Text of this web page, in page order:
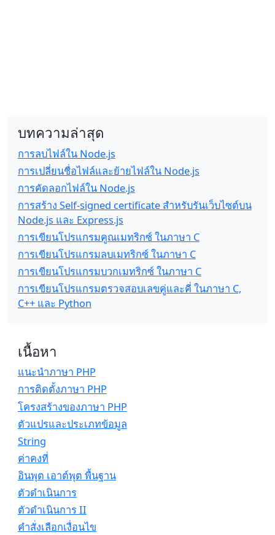
บทความล่าสุด
การลบไฟล์ใน Node.js
การเปลี่ยนชื่อไฟล์และย้ายไฟล์ใน Node.js
การคัดลอกไฟล์ใน Node.js
การสร้าง Self-signed certificate สำหรับรันเว็บไซต์บน
Node.js และ Express.js
การเขียนโปรแกรมคูณเมทริกซ์ ในภาษา C
การเขียนโปรแกรมลบเมทริกซ์ ในภาษา C
การเขียนโปรแกรมบวกเมทริกซ์ ในภาษา C
การเขียนโปรแกรมตรวจสอบเลขคู่และคี่ ในภาษา C,
C++ และ Python
เนื้อหา
แนะนำภาษา PHP
การติดตั้งภาษา PHP
โครงสร้างของภาษา PHP
ตัวแปรและประเภทข้อมูล
String
ค่าคงที่
อินพุต เอาต์พุต พื้นฐาน
ตัวดำเนินการ
ตัวดำเนินการ II
คำสั่งเลือกเงื่อนไข